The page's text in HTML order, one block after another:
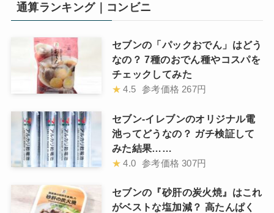
通算ランキング｜コンビニ
セブンの「パックおでん」はどう
なの？ 7種のおでん種やコスパを
チェックしてみた
★ 4.5 参考価格 267円
セブン-イレブンのオリジナル電
池ってどうなの？ ガチ検証して
みた結果……
★ 4.0 参考価格 307円
セブンの『砂肝の炭火焼』はこれ
がベストな塩加減？ 高たんぱく